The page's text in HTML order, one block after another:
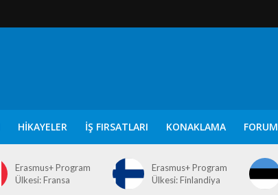
HIKAYELER İŞ FIRSATLARI KONAKLAMA FORUM
Erasmus+ Program
Ülkesi: Fransa
Erasmus+ Program
Ülkesi: Finlandiya